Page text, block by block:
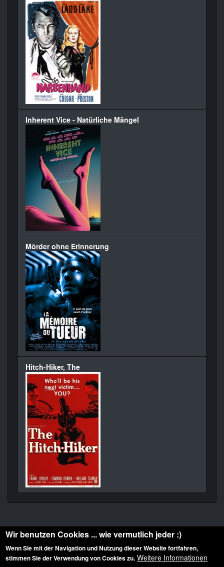
Inherent Vice - Natürliche Mängel
Mörder ohne Erinnerung
Hitch-Hiker, The
Diese Website ist urheberrechtlich geschützt: © 2010-2026 der Film Noir de. Alle
Wir benutzen Cookies ... wie vermutlich jeder :)
Wenn Sie mit der Navigation und Nutzung dieser Website fortfahren,
stimmen Sie der Verwendung von Cookies zu. Weitere Informationen